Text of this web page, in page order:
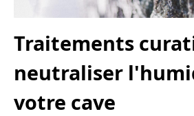
Traitements
neutraliser
votre cave